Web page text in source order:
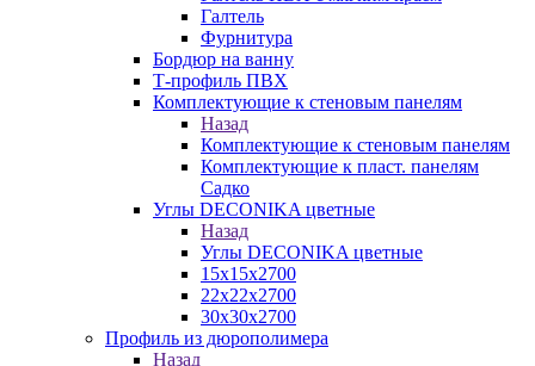
Галтель
Фурнитура
Бордюр на ванну
Т-профиль ПВХ
Комплектующие к стеновым панелям
Назад
Комплектующие к стеновым панелям
Комплектующие к пласт. панелям
Садко
Углы DECONIKA цветные
Назад
Углы DECONIKA цветные
15х15х2700
22х22х2700
30х30х2700
Профиль из дюрополимера
Назад